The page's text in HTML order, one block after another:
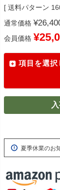
送料パターン
通常価格 ¥
会員価格 ¥
項目を選択
夏季休業のお